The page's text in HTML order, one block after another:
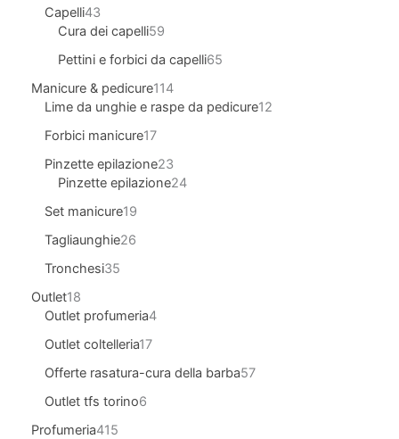
Capelli43
Cura dei capelli59
Pettini e forbici da capelli65
Manicure & pedicure114
Lime da unghie e raspe da pedicure12
Forbici manicure17
Pinzette epilazione23
Pinzette epilazione24
Set manicure19
Tagliaunghie26
Tronchesi35
Outlet18
Outlet profumeria4
Outlet coltelleria17
Offerte rasatura-cura della barba57
Outlet tfs torino6
Profumeria415